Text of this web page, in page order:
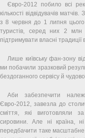
Євро-2012 побило всі
кількості відвідувачів
з 8 червня до 1 липня
туристів, серед них 2
підтримувати власні
Лише київську фан-зону
ми побачили зразковий
бездоганного сервісу й
Аби забезпечити
Євро-2012, завезла до
сміття, які виготовляли
сировини. Але ні країна,
передбачити таке масштабне